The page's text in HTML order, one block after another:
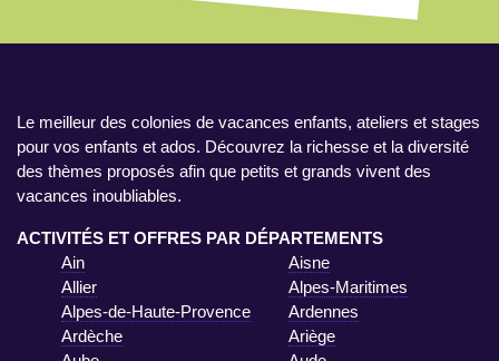
Le meilleur des colonies de vacances enfants, ateliers et stages
pour vos enfants et ados. Découvrez la richesse et la diversité
des thèmes proposés afin que petits et grands vivent des
vacances inoubliables.
ACTIVITÉS ET OFFRES PAR DÉPARTEMENTS
Ain
Aisne
Allier
Alpes-Maritimes
Alpes-de-Haute-Provence
Ardennes
Ardèche
Ariège